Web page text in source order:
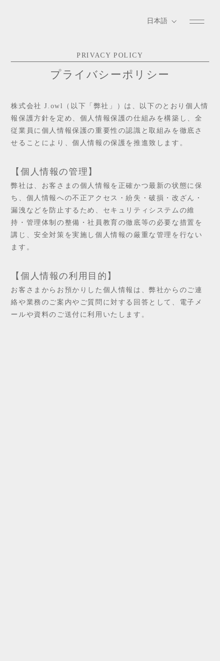
PRIVACY POLICY
プライバシーポリシー
株式会社 J.owl（以下「弊社」）は、以下のとおり個人情
報保護方針を定め、個人情報保護の仕組みを構築し、全
従業員に個人情報保護の重要性の認識と取組みを徹底さ
せることにより、個人情報の保護を推進致します。
【個人情報の管理】
弊社は、お客さまの個人情報を正確かつ最新の状態に保
ち、個人情報への不正アクセス・紛失・破損・改ざん・
漏洩などを防止するため、セキュリティシステムの維
持・管理体制の整備・社員教育の徹底等の必要な措置を
講じ、安全対策を実施し個人情報の厳重な管理を行ない
ます。
【個人情報の利用目的】
お客さまからお預かりした個人情報は、弊社からのご連
絡や業務のご案内やご質問に対する回答として、電子メ
ールや資料のご送付に利用いたします。